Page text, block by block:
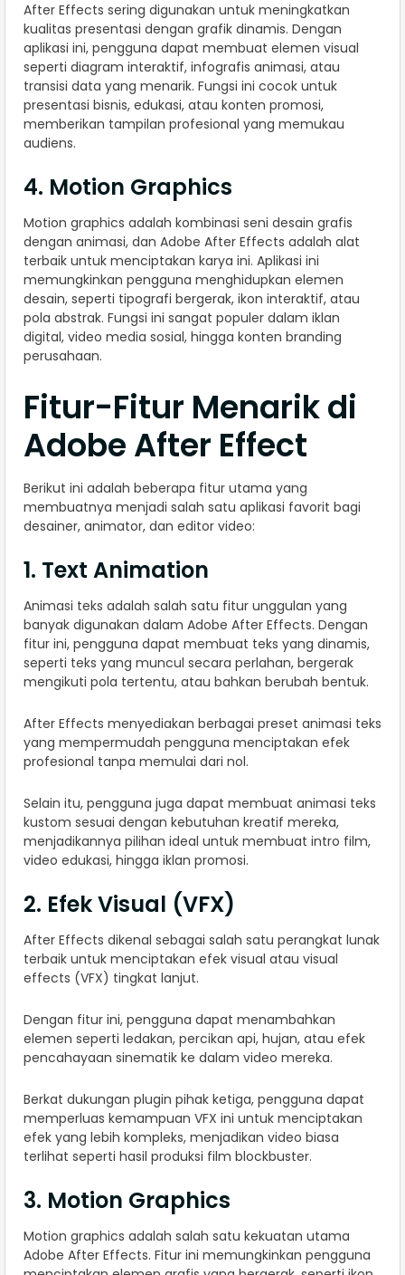
After Effects sering digunakan untuk meningkatkan
kualitas presentasi dengan grafik dinamis. Dengan
aplikasi ini, pengguna dapat membuat elemen visual
seperti diagram interaktif, infografis animasi, atau
transisi data yang menarik. Fungsi ini cocok untuk
presentasi bisnis, edukasi, atau konten promosi,
memberikan tampilan profesional yang memukau
audiens.
4. Motion Graphics
Motion graphics adalah kombinasi seni desain grafis
dengan animasi, dan Adobe After Effects adalah alat
terbaik untuk menciptakan karya ini. Aplikasi ini
memungkinkan pengguna menghidupkan elemen
desain, seperti tipografi bergerak, ikon interaktif, atau
pola abstrak. Fungsi ini sangat populer dalam iklan
digital, video media sosial, hingga konten branding
perusahaan.
Fitur-Fitur Menarik di
Adobe After Effect
Berikut ini adalah beberapa fitur utama yang
membuatnya menjadi salah satu aplikasi favorit bagi
desainer, animator, dan editor video:
1. Text Animation
Animasi teks adalah salah satu fitur unggulan yang
banyak digunakan dalam Adobe After Effects. Dengan
fitur ini, pengguna dapat membuat teks yang dinamis,
seperti teks yang muncul secara perlahan, bergerak
mengikuti pola tertentu, atau bahkan berubah bentuk.
After Effects menyediakan berbagai preset animasi teks
yang mempermudah pengguna menciptakan efek
profesional tanpa memulai dari nol.
Selain itu, pengguna juga dapat membuat animasi teks
kustom sesuai dengan kebutuhan kreatif mereka,
menjadikannya pilihan ideal untuk membuat intro film,
video edukasi, hingga iklan promosi.
2. Efek Visual (VFX)
After Effects dikenal sebagai salah satu perangkat lunak
terbaik untuk menciptakan efek visual atau visual
effects (VFX) tingkat lanjut.
Dengan fitur ini, pengguna dapat menambahkan
elemen seperti ledakan, percikan api, hujan, atau efek
pencahayaan sinematik ke dalam video mereka.
Berkat dukungan plugin pihak ketiga, pengguna dapat
memperluas kemampuan VFX ini untuk menciptakan
efek yang lebih kompleks, menjadikan video biasa
terlihat seperti hasil produksi film blockbuster.
3. Motion Graphics
Motion graphics adalah salah satu kekuatan utama
Adobe After Effects. Fitur ini memungkinkan pengguna